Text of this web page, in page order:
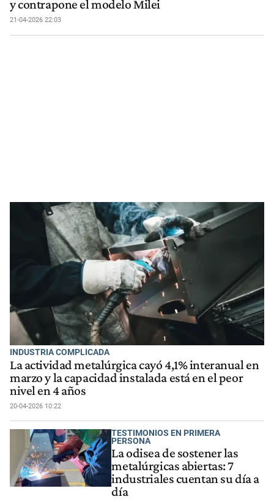
y contrapone el modelo Milei
21-04-2026 22:03
INDUSTRIA COMPLICADA
La actividad metalúrgica cayó 4,1% interanual en
marzo y la capacidad instalada está en el peor
nivel en 4 años
20-04-2026 10:22
TESTIMONIOS EN PRIMERA
PERSONA
La odisea de sostener las
metalúrgicas abiertas: 7
industriales cuentan su día a
día